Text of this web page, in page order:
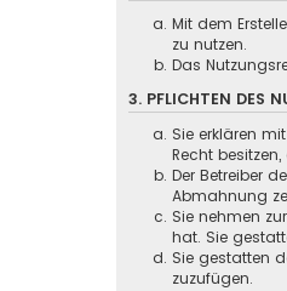
Mit dem
zu nutzen.
Das
3. PFLICHTEN DES
Sie erklären
Recht
Der Betreiber
Abmahnung
Sie nehmen
hat. Sie
Sie gestatten
zuzufügen.